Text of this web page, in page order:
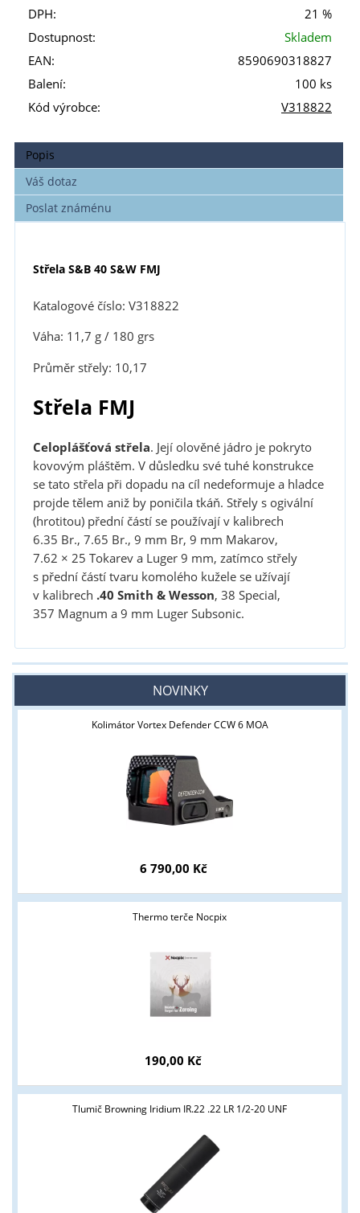
DPH:
21 %
Dostupnost:
Skladem
EAN:
8590690318827
Balení:
100 ks
Kód výrobce:
V318822
Popis
Váš dotaz
Poslat známénu
Střela S&B 40 S&W FMJ
Katalogové číslo: V318822
Váha: 11,7 g / 180 grs
Průměr střely: 10,17
Střela FMJ
Celoplášťová střela. Její olověné jádro je pokryto
kovovým pláštěm. V důsledku své tuhé konstrukce
se tato střela při dopadu na cíl nedeformuje a hladce
projde tělem aniž by poničila tkáň. Střely s ogivální
(hrotitou) přední částí se používají v kalibrech
6.35 Br., 7.65 Br., 9 mm Br, 9 mm Makarov,
7.62 × 25 Tokarev a Luger 9 mm, zatímco střely
s přední částí tvaru komolého kužele se užívají
v kalibrech .40 Smith & Wesson, 38 Special,
357 Magnum a 9 mm Luger Subsonic.
NOVINKY
Kolimátor Vortex Defender CCW 6 MOA
6 790,00 Kč
Thermo terče Nocpix
190,00 Kč
Tlumič Browning Iridium IR.22 .22 LR 1/2-20 UNF